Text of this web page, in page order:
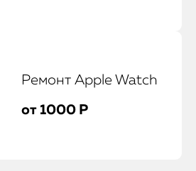
Ремонт Apple Watch
от 1000 Р